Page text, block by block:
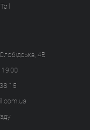
4В
15